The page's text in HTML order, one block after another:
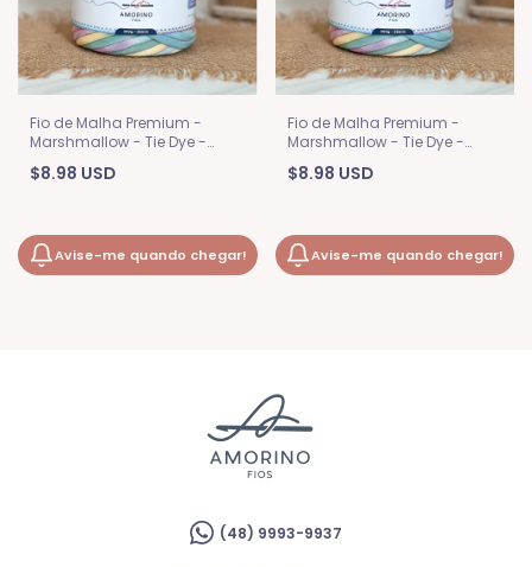
Fio de Malha Premium -
Marshmallow - Tie Dye -
$8.98 USD
Avise-me quando chegar!
Fio de Malha Premium -
Marshmallow - Tie Dye -
$8.98 USD
Avise-me quando chegar!
(48) 9993-9937